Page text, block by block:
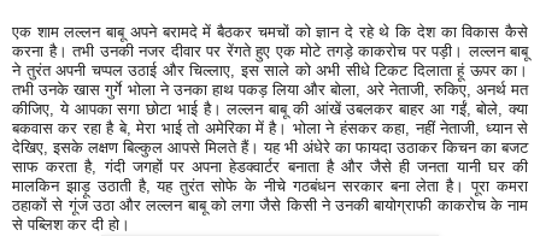
एक शाम लल्लन बाबू अपने बरामदे में बैठकर चमचों को ज्ञान दे रहे थे कि देश का विकास कैसे
करना है। तभी उनकी नजर दीवार पर रेंगते हुए एक मोटे तगड़े काकरोच पर पड़ी। लल्लन बाबू
ने तुरंत अपनी चप्पल उठाई और चिल्लाए, इस साले को अभी सीधे टिकट दिलाता हूं ऊपर का।
तभी उनके खास गुर्गे भोला ने उनका हाथ पकड़ लिया और बोला, अरे नेताजी, रुकिए, अनर्थ मत
कीजिए, ये आपका सगा छोटा भाई है। लल्लन बाबू की आंखें उबलकर बाहर आ गईं, बोले, क्या
बकवास कर रहा है बे, मेरा भाई तो अमेरिका में है। भोला ने हंसकर कहा, नहीं नेताजी, ध्यान से
देखिए, इसके लक्षण बिल्कुल आपसे मिलते हैं। यह भी अंधेरे का फायदा उठाकर किचन का बजट
साफ करता है, गंदी जगहों पर अपना हेडक्वार्टर बनाता है और जैसे ही जनता यानी घर की
मालकिन झाड़ू उठाती है, यह तुरंत सोफे के नीचे गठबंधन सरकार बना लेता है। पूरा कमरा
ठहाकों से गूंज उठा और लल्लन बाबू को लगा जैसे किसी ने उनकी बायोग्राफी काकरोच के नाम
से पब्लिश कर दी हो।